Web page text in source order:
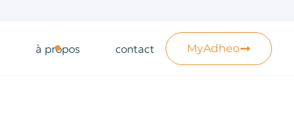
à propos contact MyAdheo